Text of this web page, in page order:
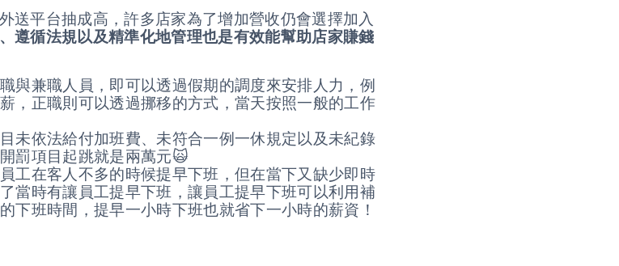
送平台抽成高，許多店家為了增加營收仍會選擇加入
遵循法規以及精準化地管理也是有效能幫助店家賺錢
與兼職人員，即可以透過假期的調度來安排人力，例
，正職則可以透過挪移的方式，當天按照一般的工作
未依法給付加班費、未符合一例一休規定以及未紀錄
罰項目起跳就是兩萬元🙀
工在客人不多的時候提早下班，但在當下又缺少即時
當時有讓員工提早下班，讓員工提早下班可以利用補
下班時間，提早一小時下班也就省下一小時的薪資！